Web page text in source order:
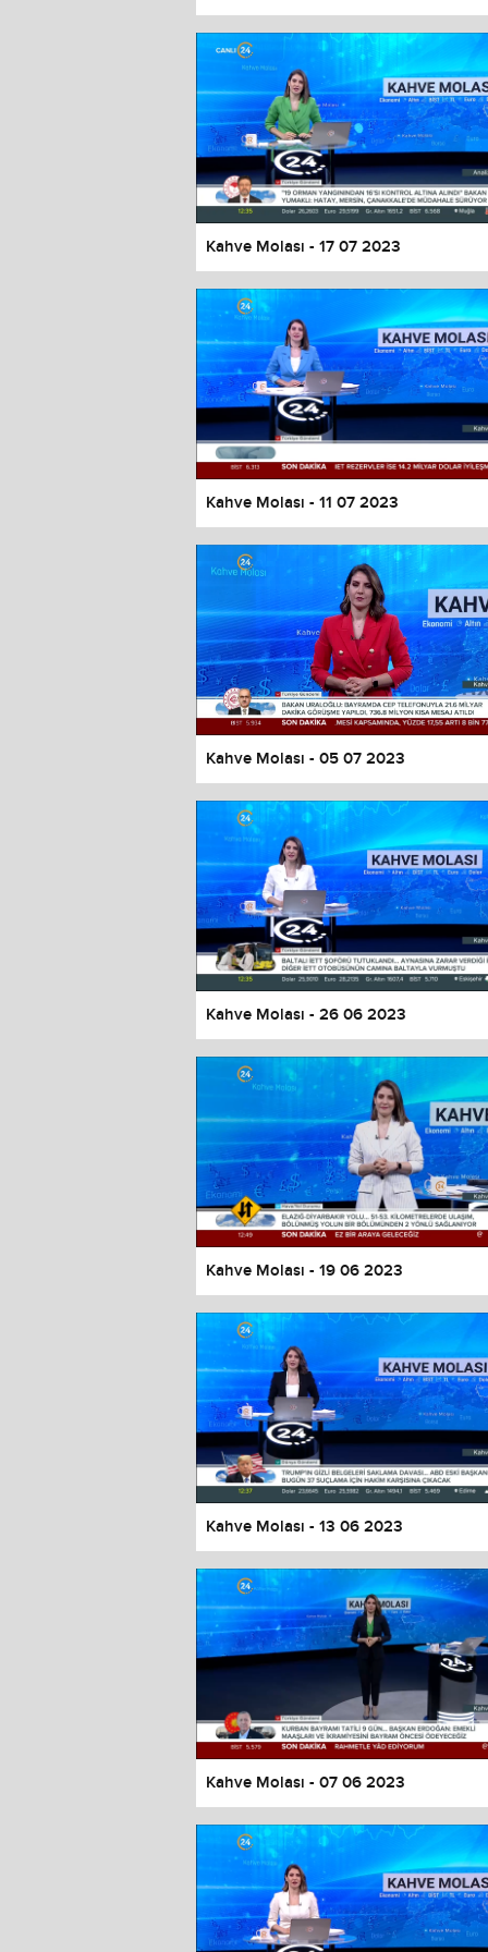
Window
Color
Transparency
Font Size
Text Edge Style
Font Family
Resetrestore all settings to the default
Close Modal Dialog
End of dialog window.
Kahve Molası - 17 07 2023
Kahve Molası - 11 07 2023
Kahve Molası - 05 07 2023
Kahve Molası - 26 06 2023
Kahve Molası - 19 06 2023
Kahve Molası - 13 06 2023
Kahve Molası - 07 06 2023